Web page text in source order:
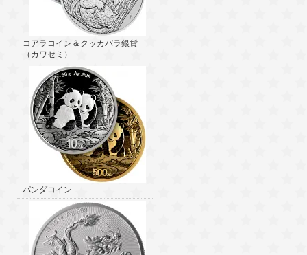
コアラコイン＆クッカバラ銀貨
（カワセミ）
パンダコイン